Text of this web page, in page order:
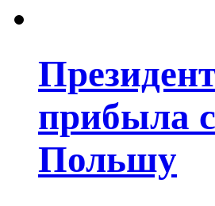
прибыла
Польшу